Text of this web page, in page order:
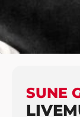
HJEM
SUNE